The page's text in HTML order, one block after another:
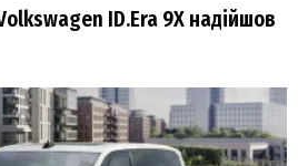
ID.Era 9X надійшов